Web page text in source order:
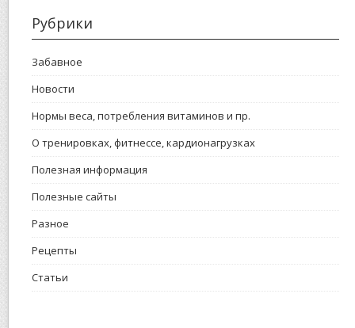
Рубрики
Забавное
Новости
Нормы веса, потребления витаминов и пр.
О тренировках, фитнессе, кардионагрузках
Полезная информация
Полезные сайты
Разное
Рецепты
Статьи